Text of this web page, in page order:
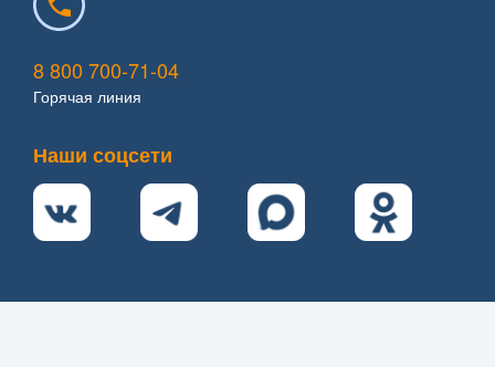
8 800 700-71-04
Горячая линия
Наши соцсети